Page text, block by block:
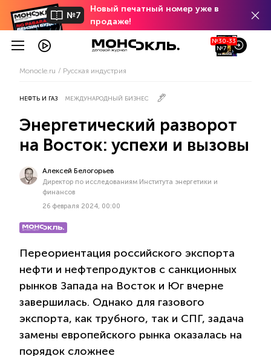
№7
Новый печатный номер уже в
продаже!
№30-33
№7
Monocle.ru Русская индустрия
НЕФТЬ И ГАЗ МЕЖДУНАРОДНЫЙ БИЗНЕС
Энергетический разворот
на Восток: успехи и вызовы
Алексей Белогорьев
Директор по исследованиям Института энергетики и
финансов
26 февраля 2024, 00:00
Переориентация российского экспорта
нефти и нефтепродуктов с санкционных
рынков Запада на Восток и Юг вчерне
завершилась. Однако для газового
экспорта, как трубного, так и СПГ, задача
замены европейского рынка оказалась на
порядок сложнее